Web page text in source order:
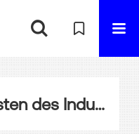
BPA-016109-14: Osten des Industriepalastes